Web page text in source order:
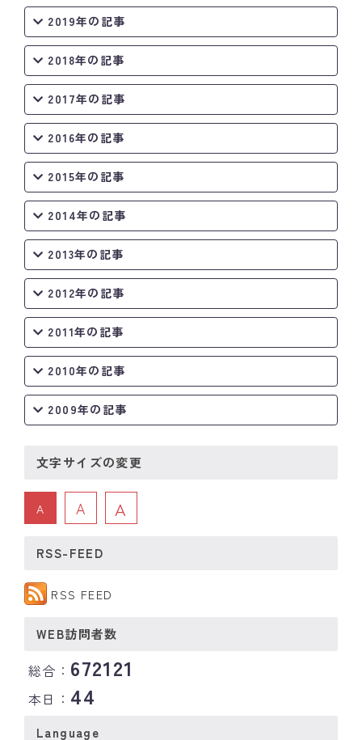
2019年の記事
2018年の記事
2017年の記事
2016年の記事
2015年の記事
2014年の記事
2013年の記事
2012年の記事
2011年の記事
2010年の記事
2009年の記事
文字サイズの変更
A A A
RSS-FEED
RSS FEED
WEB訪問者数
総合： 672121
本日： 44
Language